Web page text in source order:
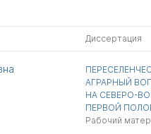
Диссертация
АГРАРНЫЙ
НА СЕВЕРО-
ПЕРВОЙ
Рабочий